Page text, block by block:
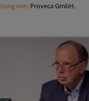
von: Proveca GmbH,